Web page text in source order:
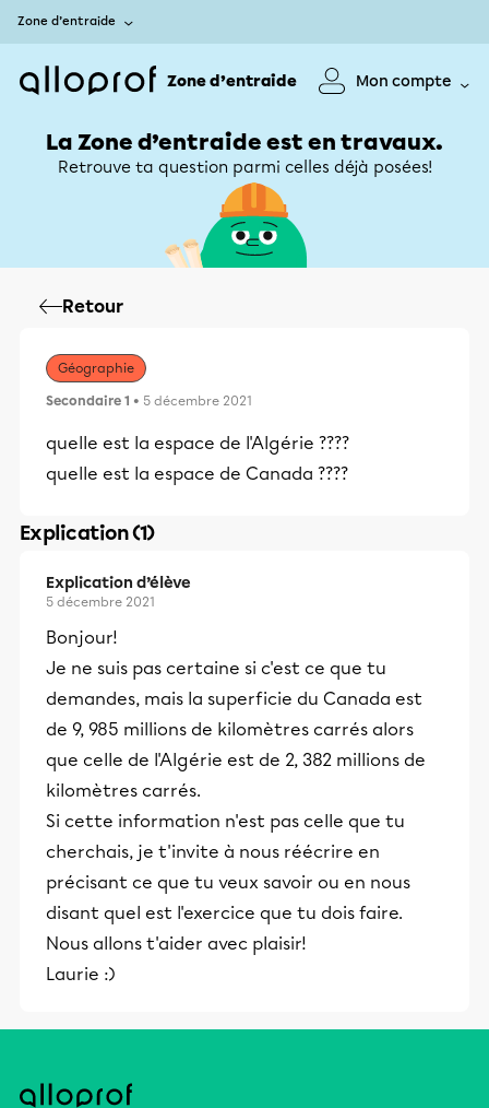
Zone d’entraide
Zone d’entraide Mon compte
La Zone d’entraide est en travaux.
Retrouve ta question parmi celles déjà posées!
Retour
Géographie
Secondaire 1 • 5 décembre 2021
quelle est la espace de l'Algérie ????
quelle est la espace de Canada ????
Explication (1)
Explication d’élève
5 décembre 2021
Bonjour!
Je ne suis pas certaine si c'est ce que tu
demandes, mais la superficie du Canada est
de 9, 985 millions de kilomètres carrés alors
que celle de l'Algérie est de 2, 382 millions de
kilomètres carrés.
Si cette information n'est pas celle que tu
cherchais, je t'invite à nous réécrire en
précisant ce que tu veux savoir ou en nous
disant quel est l'exercice que tu dois faire.
Nous allons t'aider avec plaisir!
Laurie :)